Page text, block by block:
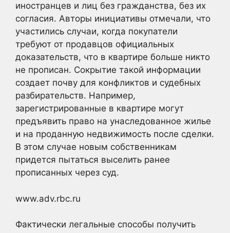
иностранцев и лиц без гражданства, без их
согласия. Авторы инициативы отмечали, что
участились случаи, когда покупатели
требуют от продавцов официальных
доказательств, что в квартире больше никто
не прописан. Сокрытие такой информации
создает почву для конфликтов и судебных
разбирательств. Например,
зарегистрированные в квартире могут
предъявить право на унаследованное жилье
и на проданную недвижимость после сделки.
В этом случае новым собственникам
придется пытаться выселить ранее
прописанных через суд.
www.adv.rbc.ru
Фактически легальные способы получить